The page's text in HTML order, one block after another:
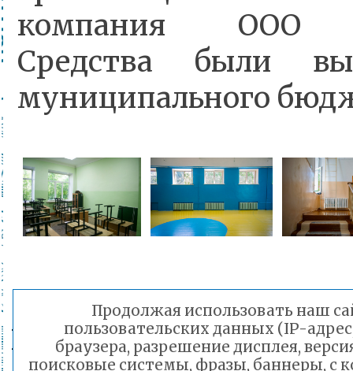
компания ООО
Средства были
муниципального
Пресс секретарь
Продолжая использовать наш
пользовательских данных (IP-
браузера, разрешение дисплея,
поисковые системы, фразы, баннеры, с